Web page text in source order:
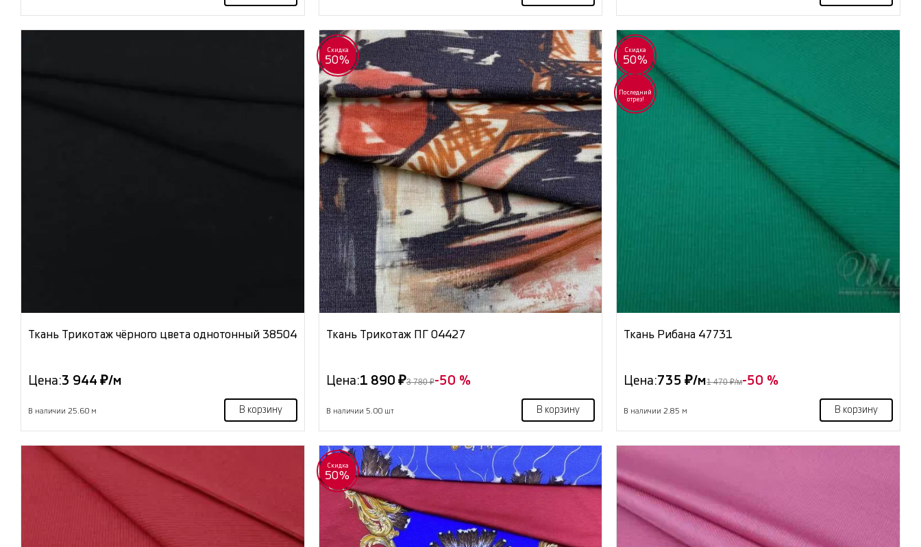
Ткань Трикотаж чёрного цвета однотонный 38504
Цена:3 944 ₽/м
В наличии 25.60 м В корзину
Скидка
50%
Ткань Трикотаж ПГ 04427
Цена:1 890 ₽3 780 ₽-50 %
В наличии 5.00 шт В корзину
Скидка
50%
Последний
отрез!
Ткань Рибана 47731
Цена:735 ₽/м1 470 ₽/м-50 %
В наличии 2.85 м В корзину
Скидка
50%